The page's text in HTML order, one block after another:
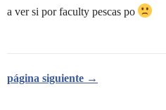
a ver si por faculty pescas po
página siguiente →